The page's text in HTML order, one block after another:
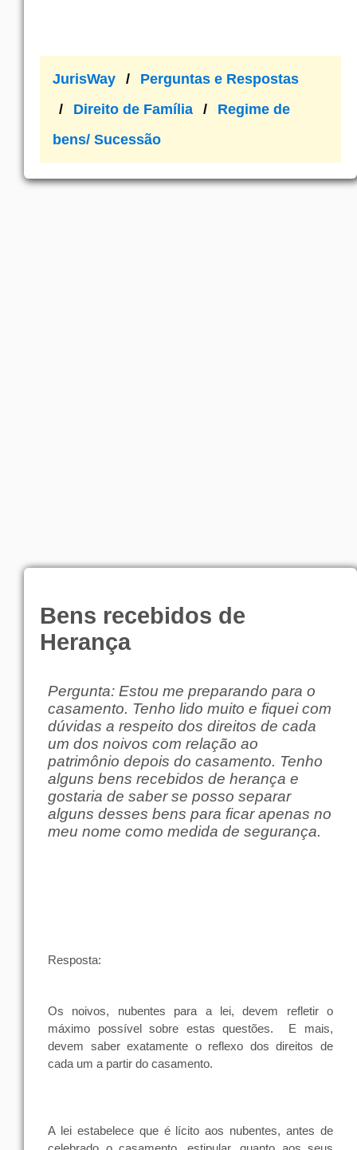
JurisWay
Perguntas e Respostas
Direito de Família
Regime de
bens/ Sucessão
Bens recebidos de
Herança
Pergunta: Estou me preparando para o
casamento. Tenho lido muito e fiquei com
dúvidas a respeito dos direitos de cada
um dos noivos com relação ao
patrimônio depois do casamento. Tenho
alguns bens recebidos de herança e
gostaria de saber se posso separar
alguns desses bens para ficar apenas no
meu nome como medida de segurança.
Resposta:
Os noivos, nubentes para a lei, devem refletir o
máximo possível sobre estas questões.
E mais,
devem saber exatamente o reflexo dos direitos de
cada um a partir do casamento.
A lei estabelece que é lícito aos nubentes,antes de